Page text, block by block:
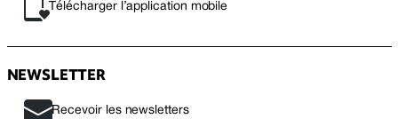
Télécharger l’application mobile
NEWSLETTER
Recevoir les newsletters